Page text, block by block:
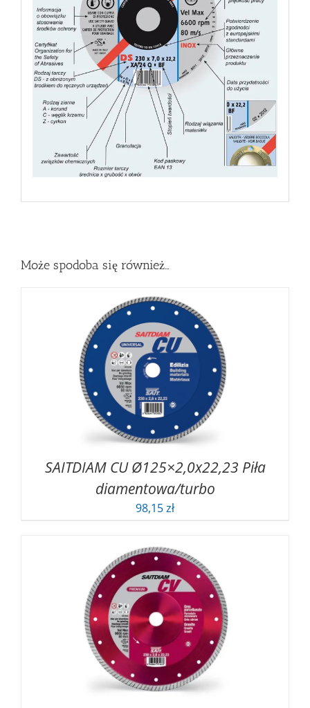
Może spodoba się również…
SAITDIAM CU Ø125×2,0x22,23 Piła
diamentowa/turbo
98,15zł